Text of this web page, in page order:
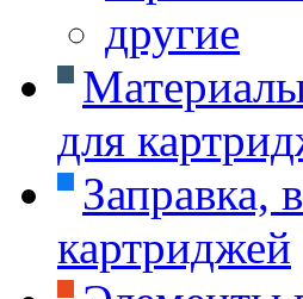
другие
для
Заправка,
картриджей